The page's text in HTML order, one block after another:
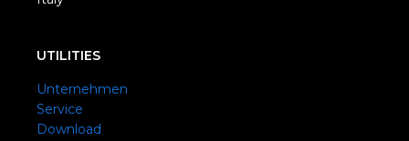
UTILITIES
Unternehmen
Service
Download